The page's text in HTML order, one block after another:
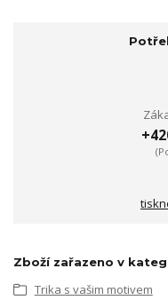
Zboží zařazeno v
Trika s vašim motivem